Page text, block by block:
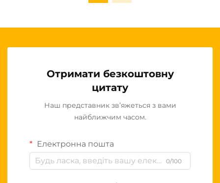
Отримати безкоштовну
цитату
Наш представник зв’яжеться з вами
найближчим часом.
Електронна пошта
0/100